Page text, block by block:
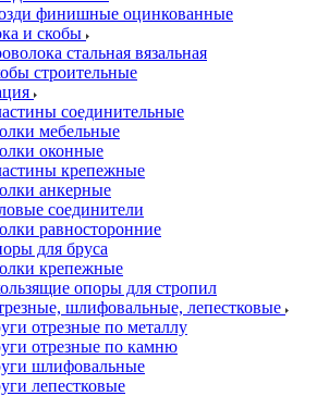
финишные оцинкованные
и скобы
стальная вязальная
строительные
соединительные
мебельные
оконные
крепежные
анкерные
соединители
равносторонние
для бруса
крепежные
опоры для стропил
шлифовальные, лепестковые
отрезные по металлу
отрезные по камню
шлифовальные
лепестковые